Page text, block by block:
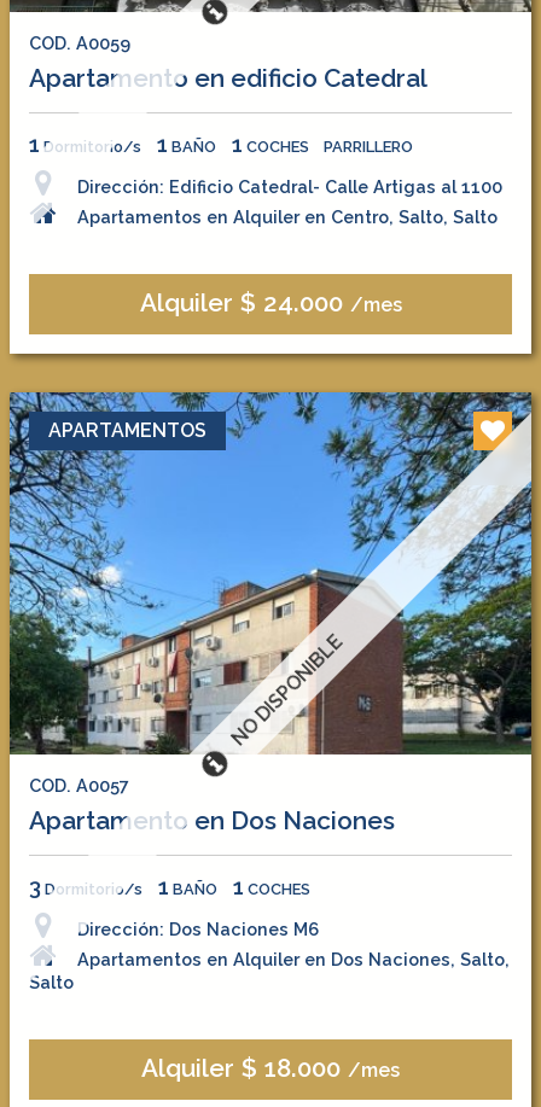
COD. A0059
Apartamento en edificio Catedral
1 Dormitorio/s 1 BAÑO 1 COCHES PARRILLERO
Dirección: Edificio Catedral- Calle Artigas al 1100
Apartamentos en Alquiler en Centro, Salto, Salto
Alquiler $ 24.000 /mes
NO DISPONIBLE
APARTAMENTOS
COD. A0057
Apartamento en Dos Naciones
3 Dormitorio/s 1 BAÑO 1 COCHES
Dirección: Dos Naciones M6
Apartamentos en Alquiler en Dos Naciones, Salto,
Salto
Alquiler $ 18.000 /mes